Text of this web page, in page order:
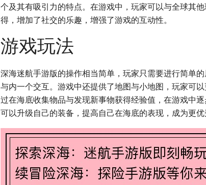
个及其有吸引力的特点。在游戏中，玩家可以与全球其
得，增加了社交的乐趣，增强了游戏的互动性。
游戏玩法
深海迷航手游版的操作相当简单，玩家只需要进行简单
与内一个交互。游戏中还提供了地图与小地图，玩家可
过在海底收集物品与发现新事物获得经验值，在游戏中
可以升级自己的装备，提高自己在海底的表现，成为更优